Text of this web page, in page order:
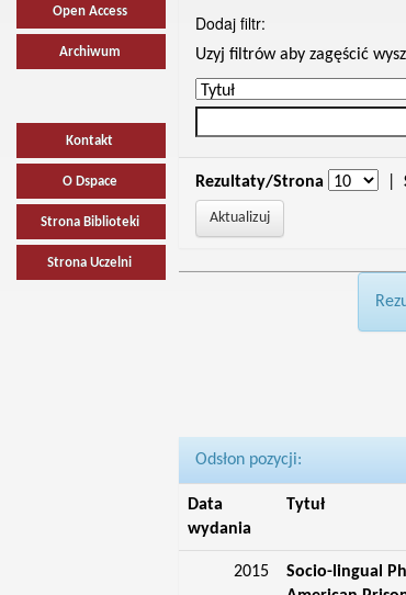
Open Access
Archiwum
Kontakt
O Dspace
Strona Biblioteki
Strona Uczelni
Dodaj filtr:
Uzyj filtrów aby zagęścić
Rezultaty/Strona
Odsłon pozycji:
Data
wydania
Tytuł
2015
Socio-lingual